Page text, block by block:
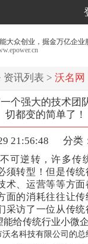
大众创业，掘金万亿企业
资讯列表 > 沃名网
，发现一切都变的
个强大的技术团
切都变的简单了！
21:56:48 分类
可逆转，许多传
须转型！但是传统
术、运营等等方
面的消耗往往让
采访了一位从传
给传统行业小微
名科技有限公司的总